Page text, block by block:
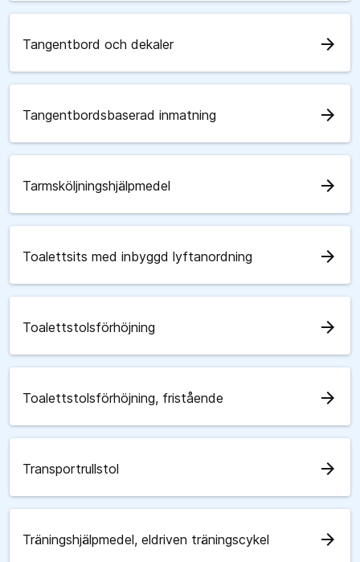
Tangentbord och dekaler arrow_forward
Tangentbordsbaserad inmatning arrow_forward
Tarmsköljningshjälpmedel arrow_forward
Toalettsits med inbyggd lyftanordning arrow_forward
Toalettstolsförhöjning arrow_forward
Toalettstolsförhöjning, fristående arrow_forward
Transportrullstol arrow_forward
Träningshjälpmedel, eldriven träningscykel arrow_forward